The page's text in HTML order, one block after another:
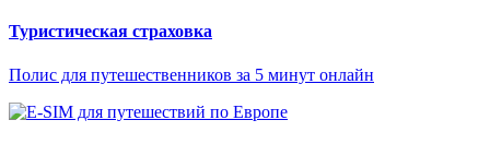
Туристическая страховка
Полис для путешественников за 5 минут онлайн